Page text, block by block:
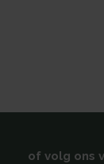
of volg ons